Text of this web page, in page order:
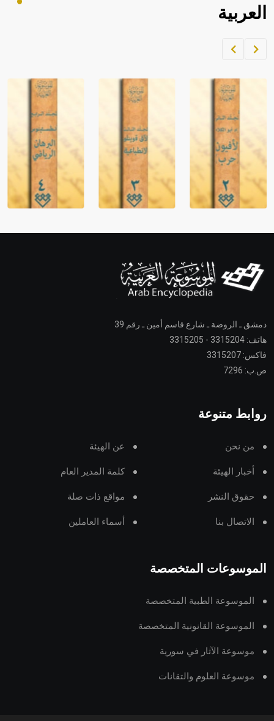
العربية
دمشق ـ الروضة ـ شارع قاسم أمين ـ رقم 39
هاتف: 3315204 - 3315205
فاكس: 3315207
ص.ب: 7296
روابط متنوعة
من نحن عن الهيئة
أخبار الهيئة كلمة المدير العام
حقوق النشر مواقع ذات صلة
الاتصال بنا أسماء العاملين
الموسوعات المتخصصة
الموسوعة الطبية المتخصصة
الموسوعة القانونية المتخصصة
موسوعة الآثار في سورية
موسوعة العلوم والتقانات